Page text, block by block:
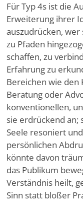
Für Typ 4s ist die
Erweiterung ihrer
auszudrücken, wer
zu Pfaden
schaffen, zu
Erfahrung zu
Bereichen wie den
Beratung oder
konventionellen,
sie erdrückend an;
Seele resoniert
persönlichen
könnte davon
das Publikum
Verständnis heilt,
Sinn statt bloßer